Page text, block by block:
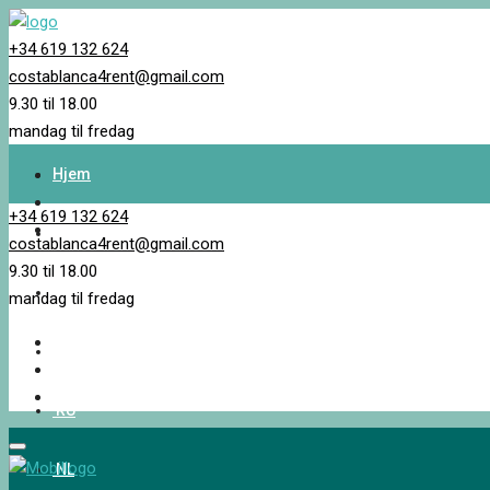
+34 619 132 624
costablanca4rent@gmail.com
9.30 til 18.00
mandag til fredag
Hjem
EN_GB
RU
NL
+34 619 132 624
costablanca4rent@gmail.com
9.30 til 18.00
mandag til fredag